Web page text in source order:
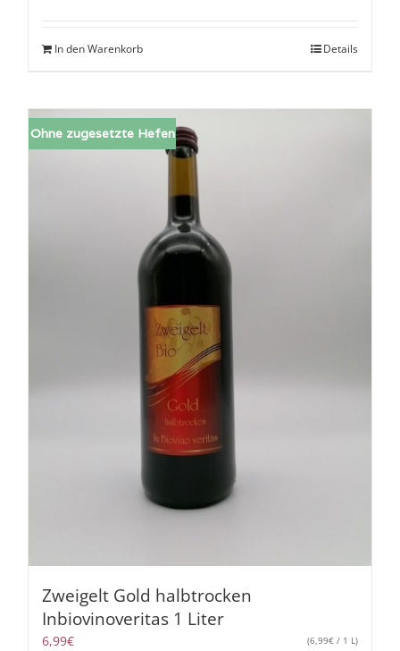
In den Warenkorb Details
Ohne zugesetzte Hefen
Zweigelt Gold halbtrocken
Inbiovinoveritas 1 Liter
6,99€ (6,99€/ 1 L)